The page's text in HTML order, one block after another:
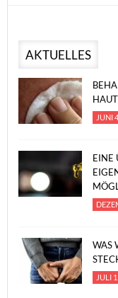
AKTUELLES
JUNI
EINE
WAS
JULI